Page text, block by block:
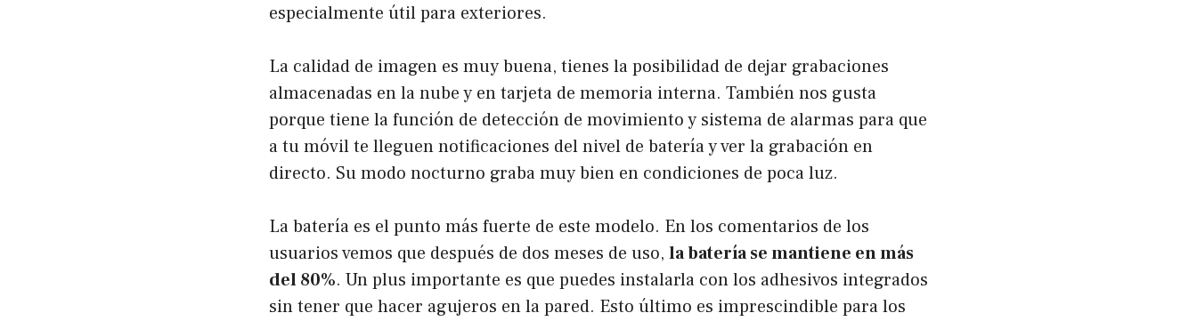
especialmente útil para exteriores.
La calidad de imagen es muy buena, tienes la posibilidad de dejar grabaciones
almacenadas en la nube y en tarjeta de memoria interna. También nos gusta
porque tiene la función de detección de movimiento y sistema de alarmas para que
a tu móvil te lleguen notificaciones del nivel de batería y ver la grabación en
directo. Su modo nocturno graba muy bien en condiciones de poca luz.
La batería es el punto más fuerte de este modelo. En los comentarios de los
usuarios vemos que después de dos meses de uso, la batería se mantiene en más
del 80%. Un plus importante es que puedes instalarla con los adhesivos integrados
sin tener que hacer agujeros en la pared. Esto último es imprescindible para los